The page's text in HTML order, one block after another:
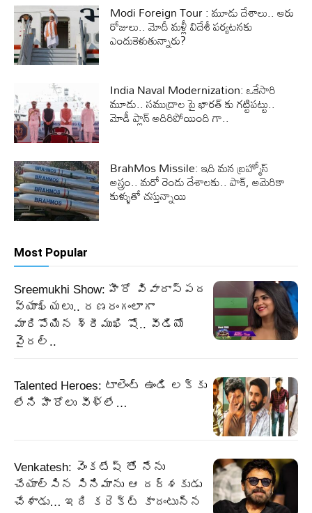
Modi Foreign Tour : మూడు దేశాలు.. ఆరు
రోజులు.. మోదీ మళ్లీ విదేశీ పర్యటనకు
ఎందుకెళుతున్నారు?
India Naval Modernization: ఒకేసారి
మూడు.. సముద్రాల పై భారత్ కు గట్టిపట్టు..
మోడీ ప్లాన్ అదిరిపోయింది గా..
BrahMos Missile: ఇది మన బ్రహ్మోస్
అస్త్రం.. మరో రెండు దేశాలకు.. పాక్, అమెరికా
కుళ్ళుతో చస్తున్నాయి
Most Popular
Sreemukhi Show: హీరో వివాదాస్పద
వ్యాఖ్యలు.. రణరంగంలాగా
మారిపోయిన శ్రీముఖి షో.. వీడియో
వైరల్..
Talented Heroes: టాలెంట్ ఉండి లక్కు
లేని హీరోలు వీళ్లే…
Venkatesh: వెంకటేష్ తో నేను
చేయాల్సిన సినిమాను ఆ దర్శకుడు
చేశాడు… ఇది కరెక్ట్ కాదంటున్న